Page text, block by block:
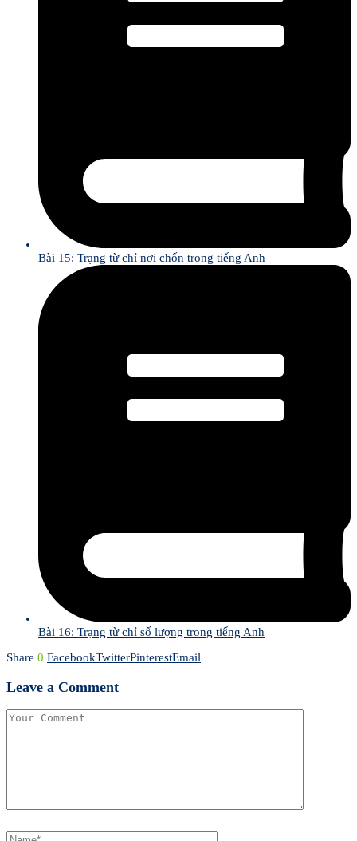
Bài 15: Trạng từ chỉ nơi chốn trong tiếng Anh
Bài 16: Trạng từ chỉ số lượng trong tiếng Anh
Share 0 FacebookTwitterPinterestEmail
Leave a Comment